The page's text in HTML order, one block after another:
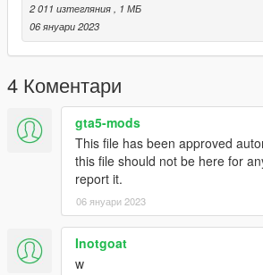
2 011 изтегляния
, 1 МБ
06 януари 2023
4 Коментари
gta5-mods
This file has been approved
this file should not be here for
report it.
06 януари 2023
Inotgoat
w